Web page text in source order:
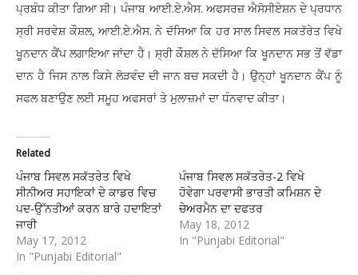
ਪ੍ਰਬੰਧ ਕੀਤਾ ਗਿਆ ਸੀ। ਪੰਜਾਬ ਆਈ.ਏ.ਐਸ. ਅਫਸਰਜ਼ ਐਸੋਸੀਏਸ਼ਨ ਦੇ ਪ੍ਰਧਾਨ
ਸ੍ਰੀ ਸਰਵੇਸ਼ ਕੌਸ਼ਲ, ਆਈ.ਏ.ਐਸ. ਨੇ ਦੱਸਿਆ ਕਿ ਹਰ ਸਾਲ ਸਿਵਲ ਸਕਤੱਰੇਤ ਵਿਖੇ
ਖੂਨਦਾਨ ਕੈਂਪ ਲਗਾਇਆ ਜਾਂਦਾ ਹੈ। ਸ੍ਰੀ ਕੌਸ਼ਲ ਨੇ ਦੱਸਿਆ ਕਿ ਖੂਨਦਾਨ ਸਭ ਤੋਂ ਵੱਡਾ
ਦਾਨ ਹੈ ਜਿਸ ਨਾਲ ਕਿਸੇ ਲੋੜਵੰਦ ਦੀ ਜਾਨ ਬਚ ਸਕਦੀ ਹੈ। ਉਨ੍ਹਾਂ ਖੂਨਦਾਨ ਕੈਂਪ ਨੂੰ
ਸਫਲ ਬਣਾਉਣ ਲਈ ਸਮੂਹ ਅਫਸਰਾਂ ਤੇ ਮੁਲਾਜ਼ਮਾਂ ਦਾ ਧੰਨਵਾਦ ਕੀਤਾ।
Related
ਪੰਜਾਬ ਸਿਵਲ ਸਕੱਤਰੇਤ ਵਿਖੇ
ਸੀਨੀਅਰ ਸਹਾਇਕਾਂ ਦੇ ਕਾਡਰ ਵਿਚ
ਪਦ-ਉੱਨਤੀਆਂ ਕਰਨ ਬਾਰੇ ਹਦਾਇਤਾਂ
ਜਾਰੀ
May 17, 2012
In "Punjabi Editorial"
ਪੰਜਾਬ ਸਿਵਲ ਸਕੱਤਰੇਤ-2 ਵਿਖੇ
ਹੋਵੇਗਾ ਪਰਵਾਸੀ ਭਾਰਤੀ ਕਮਿਸ਼ਨ ਦੇ
ਚੇਅਰਮੈਨ ਦਾ ਦਫਤਰ
May 18, 2012
In "Punjabi Editorial"